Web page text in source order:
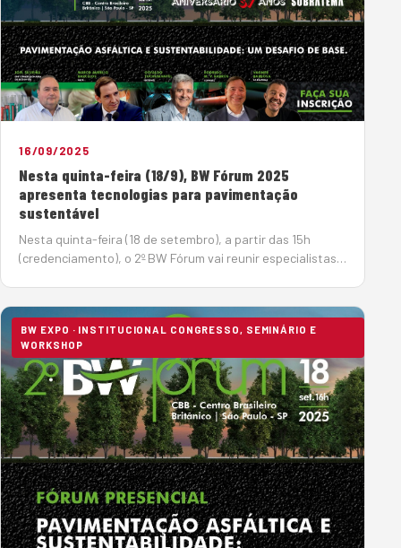
16/09/2025
Nesta quinta-feira (18/9), BW Fórum 2025
apresenta tecnologias para pavimentação
sustentável
Nesta quinta-feira (18 de setembro), a partir das 15h
(credenciamento), o 2º BW Fórum vai reunir especialistas
setor, oti…
BW EXPO · INSTITUCIONAL CONGRESSO, SEMINÁRIO E
WORKSHOP